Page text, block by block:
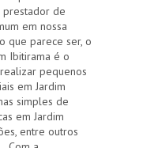
prestador de
em nossa
que parece ser, o
Ibitirama é o
pequenos
em Jardim
simples de
em Jardim
entre outros